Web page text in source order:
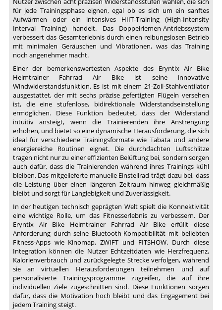
für jede Trainingsphase eignen, egal ob es sich um ein sanftes
Aufwärmen oder ein intensives HIIT-Training (High-Intensity
Interval Training) handelt. Das Doppelriemen-Antriebssystem
verbessert das Gesamterlebnis durch einen reibungslosen Betrieb
mit minimalen Geräuschen und Vibrationen, was das Training
noch angenehmer macht.
Einer der bemerkenswertesten Aspekte des Eryntix Air Bike
Heimtrainer Fahrrad Air Bike ist seine innovative
Windwiderstandsfunktion. Es ist mit einem 21-Zoll-Stahlventilator
ausgestattet, der mit sechs präzise gefertigten Flügeln versehen
ist, die eine stufenlose, bidirektionale Widerstandseinstellung
ermöglichen. Diese Funktion bedeutet, dass der Widerstand
intuitiv ansteigt, wenn die Trainierenden ihre Anstrengung
erhöhen, und bietet so eine dynamische Herausforderung, die sich
ideal für verschiedene Trainingsformate wie Tabata und andere
energiereiche Routinen eignet. Die durchdachten Luftschlitze
tragen nicht nur zu einer effizienten Belüftung bei, sondern sorgen
auch dafür, dass die Trainierenden während ihres Trainings kühl
bleiben. Das mitgelieferte manuelle Einstellrad trägt dazu bei, dass
die Leistung über einen längeren Zeitraum hinweg gleichmäßig
bleibt und sorgt für Langlebigkeit und Zuverlässigkeit.
In der heutigen technisch geprägten Welt spielt die Konnektivität
eine wichtige Rolle, um das Fitnesserlebnis zu verbessern. Der
Eryntix Air Bike Heimtrainer Fahrrad Air Bike erfüllt diese
Anforderung durch seine Bluetooth-Kompatibilität mit beliebten
Fitness-Apps wie Kinomap, ZWIFT und FITSHOW. Durch diese
Integration können die Nutzer Echtzeitdaten wie Herzfrequenz,
Kalorienverbrauch und zurückgelegte Strecke verfolgen, während
sie an virtuellen Herausforderungen teilnehmen und auf
personalisierte Trainingsprogramme zugreifen, die auf ihre
individuellen Ziele zugeschnitten sind. Diese Funktionen sorgen
dafür, dass die Motivation hoch bleibt und das Engagement bei
jedem Training steigt.